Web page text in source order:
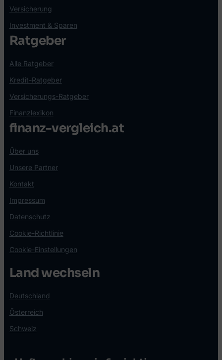
Versicherung
Investment & Sparen
Ratgeber
Alle Ratgeber
Kredit-Ratgeber
Versicherungs-Ratgeber
Finanzlexikon
finanz-vergleich.at
Über uns
Unsere Partner
Kontakt
Impressum
Datenschutz
Cookie-Richtlinie
Cookie-Einstellungen
Land wechseln
Deutschland
Österreich
Schweiz